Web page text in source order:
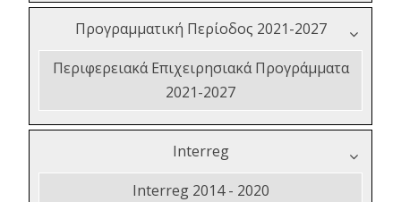
Προγραμματική Περίοδος 2021-2027
Περιφερειακά Επιχειρησιακά Προγράμματα
2021-2027
Interreg
Interreg 2014 - 2020